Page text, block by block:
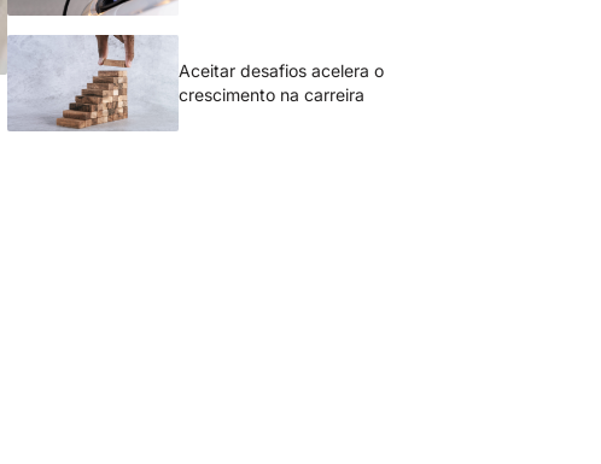
Aceitar desafios acelera o
crescimento na carreira